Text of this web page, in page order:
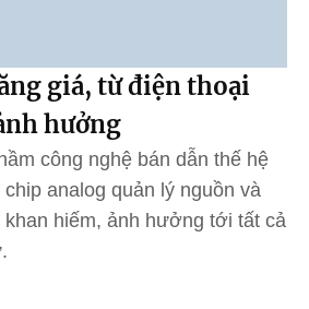
giá, từ điện thoại
hưởng
công nghệ bán dẫn thế hệ
analog quản lý nguồn và
hiếm, ảnh hưởng tới tất cả